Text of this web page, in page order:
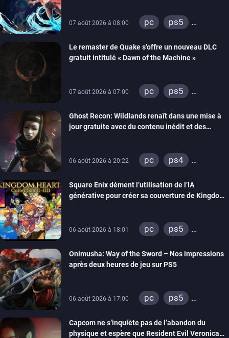
07 août 2026 à 08:00 pc
ps5
Le remaster de Quake s’offre un nouveau DLC
gratuit intitulé « Dawn of the Machine »
07 août 2026 à 07:00 pc
ps5
switch
ps4
xbox one
Ghost Recon: Wildlands renaît dans une mise à
jour gratuite avec du contenu inédit et des
06 août 2026 à 20:22 pc
ps4
Square Enix dément l’utilisation de l’IA
générative pour créer sa couverture de Kingdom
06 août 2026 à 18:01 pc
ps5
switch 2
Onimusha: Way of the Sword – Nos impressions
après deux heures de jeu sur PS5
06 août 2026 à 17:00 pc
ps5
switch 2
Capcom ne s’inquiète pas de l’abandon du
physique et espère que Resident Evil Veronica